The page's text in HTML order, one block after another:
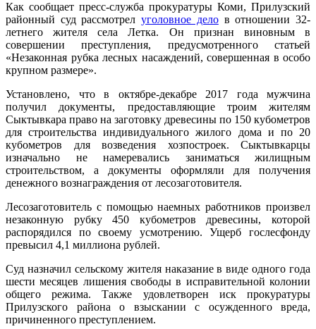
Как сообщает пресс-служба прокуратуры Коми, Прилузский
районный суд рассмотрелуголовное делов отношении 32-
летнего жителя села Летка. Он признан виновным в
совершении преступления, предусмотренного статьей
«Незаконная рубка лесных насаждений, совершенная в особо
крупном размере».
Установлено, что в октябре-декабре 2017 года мужчина
получил документы, предоставляющие троим жителям
Сыктывкара право на заготовку древесины по 150 кубометров
для строительства индивидуального жилого дома и по 20
кубометров для возведения хозпостроек. Сыктывкарцы
изначально не намеревались заниматься жилищным
строительством, а документы оформляли для получения
денежного вознаграждения от лесозаготовителя.
Лесозаготовитель с помощью наемных работников произвел
незаконную рубку 450 кубометров древесины, которой
распорядился по своему усмотрению. Ущерб гослесфонду
превысил 4,1 миллиона рублей.
Суд назначил сельскому жителя наказание в виде одного года
шести месяцев лишения свободы в исправительной колонии
общего режима. Также удовлетворен иск прокуратуры
Прилузского района о взыскании с осужденного вреда,
причиненного преступлением.